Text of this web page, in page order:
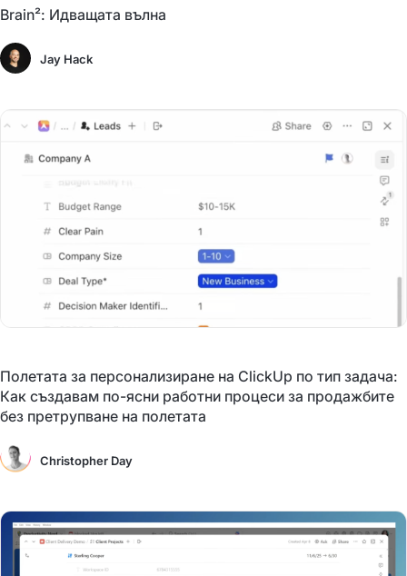
Brain²: Идващата вълна
Jay Hack
Полетата за персонализиране на ClickUp по тип задача:
Как създавам по-ясни работни процеси за продажбите
без претрупване на полетата
Christopher Day